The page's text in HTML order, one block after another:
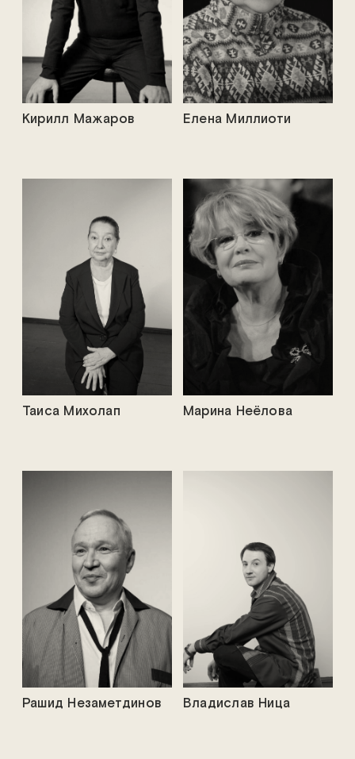
Рашид Незаметдинов
Кирилл Мажаров
Таиса Михолап Марина Неёлова
Елена Миллиоти
Владислав Ница